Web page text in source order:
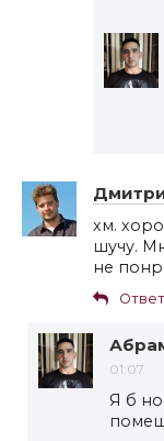
хм.
шучу.
не
01:07
Я б